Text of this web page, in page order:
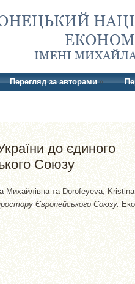
Перегляд за авторами
до єдиного
Союзу
Михайлівна та Dorofeyeva, Kristina
Європейського Союзу.